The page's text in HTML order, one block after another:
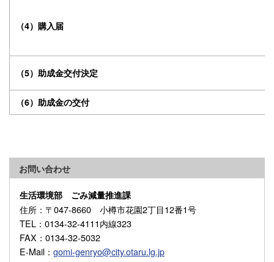
（4）購入届
（5）助成金交付決定
（6）助成金の交付
お問い合わせ
生活環境部 ごみ減量推進課
住所 ：〒047-8660 小樽市花園2丁目12番1号
TEL ：0134-32-4111内線323
FAX ：0134-32-5032
E-Mail ： gomi-genryo@city.otaru.lg.jp